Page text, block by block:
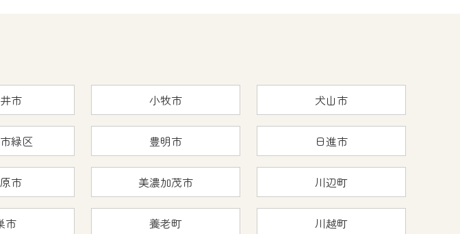
市 小牧市 犬山市
緑区 豊明市 日進市
市 美濃加茂市 川辺町
市 養老町 川越町